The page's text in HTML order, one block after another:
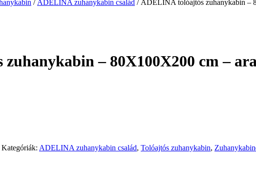
/ ADELINA zuhanykabin család / ADELINA tolóajtós zuhanykabin –
– 80X100X200 cm –
Kategóriák: ADELINA zuhanykabin család, Tolóajtós zuhanykabin,